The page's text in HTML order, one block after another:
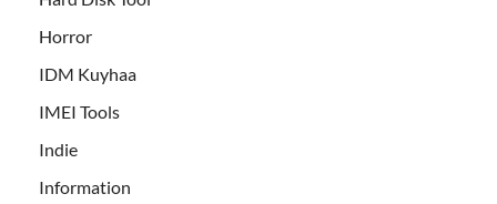
Horror
IDM Kuyhaa
IMEI Tools
Indie
Information